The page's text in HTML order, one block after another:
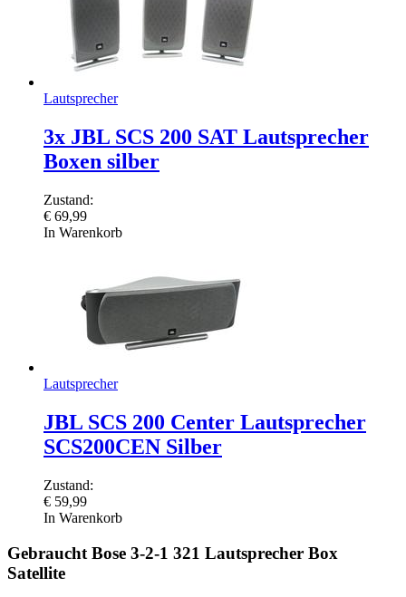
Lautsprecher
3x JBL SCS 200 SAT Lautsprecher
Boxen silber
Zustand:
€ 69,99
In Warenkorb
Lautsprecher
JBL SCS 200 Center Lautsprecher
SCS200CEN Silber
Zustand:
€ 59,99
In Warenkorb
Gebraucht Bose 3-2-1 321 Lautsprecher Box
Satellite